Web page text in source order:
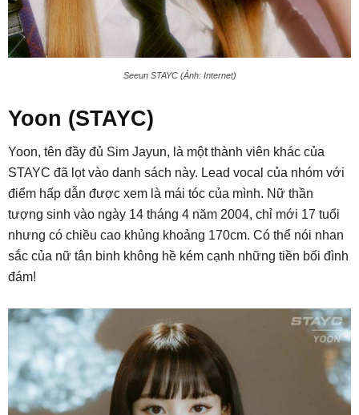
Seeun STAYC (Ảnh: Internet)
Yoon (STAYC)
Yoon, tên đầy đủ Sim Jayun, là một thành viên khác của
STAYC đã lọt vào danh sách này. Lead vocal của nhóm với
điểm hấp dẫn được xem là mái tóc của mình. Nữ thần
tượng sinh vào ngày 14 tháng 4 năm 2004, chỉ mới 17 tuổi
nhưng có chiều cao khủng khoảng 170cm. Có thể nói nhan
sắc của nữ tân binh không hề kém cạnh những tiền bối đình
đám!